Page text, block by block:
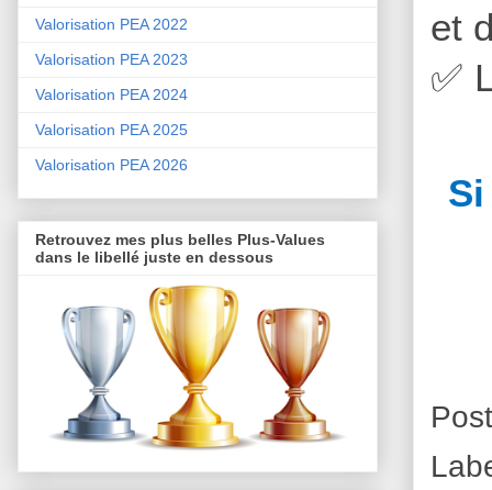
et
✅
Valorisation PEA 2022
Valorisation PEA 2023
Valorisation PEA 2024
Valorisation PEA 2025
Valorisation PEA 2026
Retrouvez mes plus belles Plus-Values
dans le libellé juste en dessous